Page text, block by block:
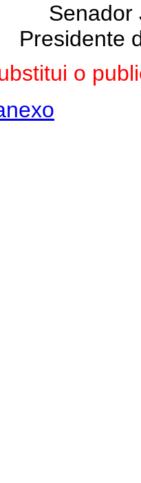
Senador
Presidente
o